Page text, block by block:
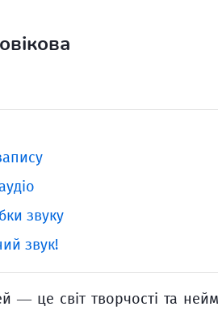
звуку
звук!
— це світ творчості та